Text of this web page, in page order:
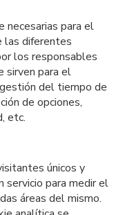
necesarias para el
las diferentes
los responsables
sirven para el
del tiempo de
de opciones,
etc.
únicos y
servicio para medir el
áreas del mismo.